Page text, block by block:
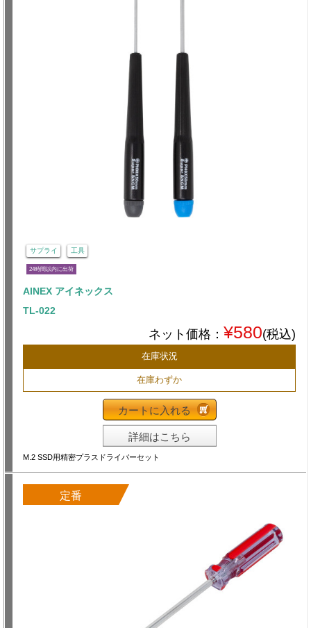
サプライ 工具
24時間以内に出荷
AINEX アイネックス
TL-022
ネット価格： ¥580(税込)
在庫状況
在庫わずか
カートに入れる
詳細はこちら
M.2 SSD用精密プラスドライバーセット
定番